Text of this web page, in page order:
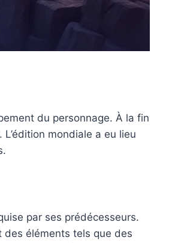
du personnage. À la fin
mondiale a eu lieu
par ses prédécesseurs.
des éléments tels que des